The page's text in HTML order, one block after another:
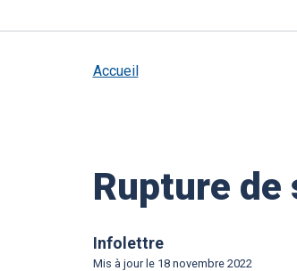
Accueil
Rupture de
Infolettre
Mis à jour le18 novembre 2022